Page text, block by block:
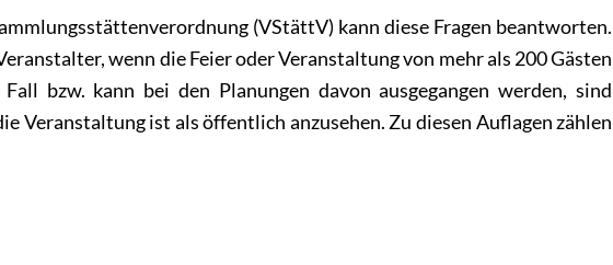
(VStättV) kann diese Fragen beantworten.
wenn die Feier oder Veranstaltung von mehr als 200 Gästen
bzw. kann bei den Planungen davon ausgegangen werden, sind
Veranstaltung ist als öffentlich anzusehen. Zu diesen Auflagen zählen